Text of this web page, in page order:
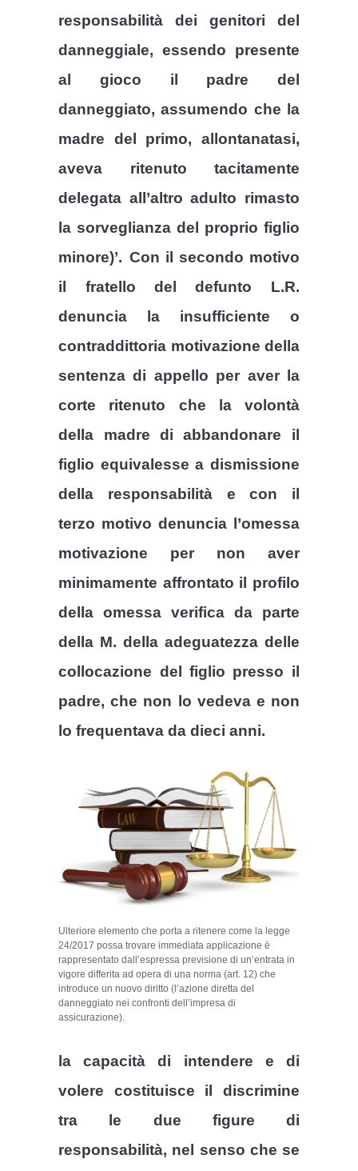
responsabilità dei genitori del
danneggiale, essendo presente
al gioco il padre del
danneggiato, assumendo che la
madre del primo, allontanatasi,
aveva ritenuto tacitamente
delegata all’altro adulto rimasto
la sorveglianza del proprio figlio
minore)’. Con il secondo motivo
il fratello del defunto L.R.
denuncia la insufficiente o
contraddittoria motivazione della
sentenza di appello per aver la
corte ritenuto che la volontà
della madre di abbandonare il
figlio equivalesse a dismissione
della responsabilità e con il
terzo motivo denuncia l’omessa
motivazione per non aver
minimamente affrontato il profilo
della omessa verifica da parte
della M. della adeguatezza delle
collocazione del figlio presso il
padre, che non lo vedeva e non
lo frequentava da dieci anni.
Ulteriore elemento che porta a ritenere come la legge
24/2017 possa trovare immediata applicazione è
rappresentato dall’espressa previsione di un’entrata in
vigore differita ad opera di una norma (art. 12) che
introduce un nuovo diritto (l’azione diretta del
danneggiato nei confronti dell’impresa di
assicurazione).
la capacità di intendere e di
volere costituisce il discrimine
tra le due figure di
responsabilità, nel senso che se